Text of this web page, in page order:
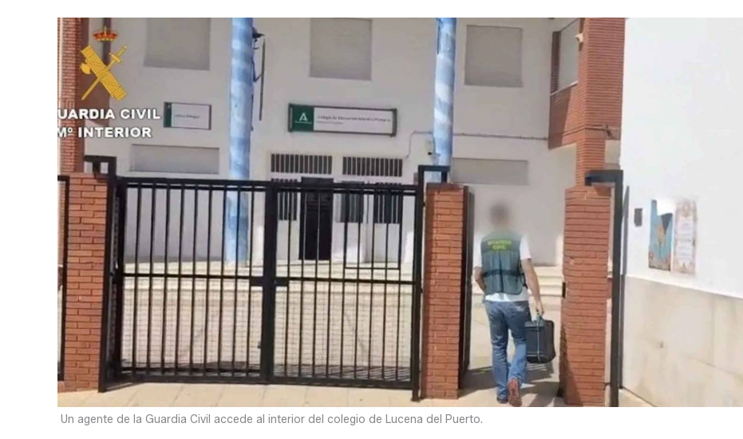
Un agente de la Guardia Civil accede al interior del colegio de Lucena del Puerto.